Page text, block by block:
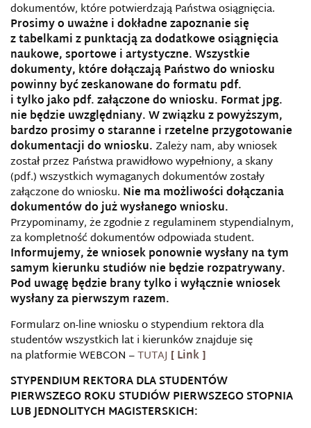
dokumentów, które potwierdzają Państwa osiągnięcia.
Prosimy o uważne i dokładne zapoznanie się
z tabelkami z punktacją za dodatkowe osiągnięcia
naukowe, sportowe i artystyczne.Wszystkie
dokumenty, które dołączają Państwo do wniosku
powinny być zeskanowane do formatu pdf.
i tylko jako pdf. załączone do wniosku. Format jpg.
nie będzie uwzględniany. W związku z powyższym,
bardzo prosimy o staranne i rzetelne przygotowanie
dokumentacji do wniosku. Zależy nam, aby wniosek
został przez Państwa prawidłowo wypełniony, a skany
(pdf.) wszystkich wymaganych dokumentów zostały
załączone do wniosku. Nie ma możliwości dołączania
dokumentów do już wysłanego wniosku.
Przypominamy, że zgodnie z regulaminem stypendialnym,
za kompletność dokumentów odpowiada student.
Informujemy, że wniosek ponownie wysłany na tym
samym kierunku studiów nie będzie rozpatrywany.
Pod uwagę będzie brany tylko i wyłącznie wniosek
wysłany za pierwszym razem.
Formularz on-line wniosku o stypendium rektora dla
studentów wszystkich lat i kierunków znajduje się
na platformie WEBCON –TUTAJ
STYPENDIUM REKTORA DLA STUDENTÓW
PIERWSZEGO ROKU STUDIÓW PIERWSZEGO STOPNIA
LUB JEDNOLITYCH MAGISTERSKICH: